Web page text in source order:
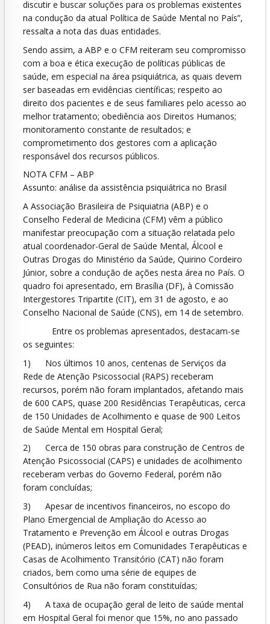
discutir e buscar soluções para os problemas existentes
na condução da atual Política de Saúde Mental no País”,
ressalta a nota das duas entidades.
Sendo assim, a ABP e o CFM reiteram seu compromisso
com a boa e ética execução de políticas públicas de
saúde, em especial na área psiquiátrica, as quais devem
ser baseadas em evidências científicas; respeito ao
direito dos pacientes e de seus familiares pelo acesso ao
melhor tratamento; obediência aos Direitos Humanos;
monitoramento constante de resultados; e
comprometimento dos gestores com a aplicação
responsável dos recursos públicos.
NOTA CFM – ABP
Assunto: análise da assistência psiquiátrica no Brasil
A Associação Brasileira de Psiquiatria (ABP) e o
Conselho Federal de Medicina (CFM) vêm a público
manifestar preocupação com a situação relatada pelo
atual coordenador-Geral de Saúde Mental, Álcool e
Outras Drogas do Ministério da Saúde, Quirino Cordeiro
Júnior, sobre a condução de ações nesta área no País. O
quadro foi apresentado, em Brasília (DF), à Comissão
Intergestores Tripartite (CIT), em 31 de agosto, e ao
Conselho Nacional de Saúde (CNS), em 14 de setembro.
Entre os problemas apresentados, destacam-se
os seguintes:
1) Nos últimos 10 anos, centenas de Serviços da
Rede de Atenção Psicossocial (RAPS) receberam
recursos, porém não foram implantados, afetando mais
de 600 CAPS, quase 200 Residências Terapêuticas, cerca
de 150 Unidades de Acolhimento e quase de 900 Leitos
de Saúde Mental em Hospital Geral;
2) Cerca de 150 obras para construção de Centros de
Atenção Psicossocial (CAPS) e unidades de acolhimento
receberam verbas do Governo Federal, porém não
foram concluídas;
3) Apesar de incentivos financeiros, no escopo do
Plano Emergencial de Ampliação do Acesso ao
Tratamento e Prevenção em Álcool e outras Drogas
(PEAD), inúmeros leitos em Comunidades Terapêuticas e
Casas de Acolhimento Transitório (CAT) não foram
criados, bem como uma série de equipes de
Consultórios de Rua não foram constituídas;
4) A taxa de ocupação geral de leito de saúde mental
em Hospital Geral foi menor que 15%, no ano passado